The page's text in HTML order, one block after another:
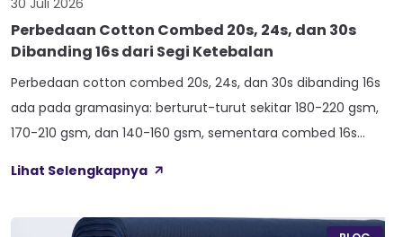
30 Juli 2026
Perbedaan Cotton Combed 20s, 24s, dan 30s
Dibanding 16s dari Segi Ketebalan
Perbedaan cotton combed 20s, 24s, dan 30s dibanding 16s
ada pada gramasinya: berturut-turut sekitar 180-220 gsm,
170-210 gsm, dan 140-160 gsm, sementara combed 16s
satu kaos terasa berat dan kokoh, sedangkan kaos lain
Lihat Selengkapnya